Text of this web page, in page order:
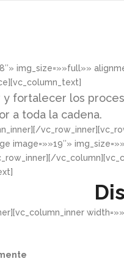
img_size=»»full»»
fortalecer los
a toda la cadena.
image=»»19″»